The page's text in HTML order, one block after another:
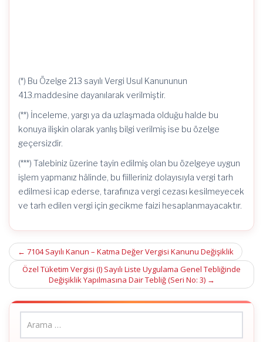
(*) Bu Özelge 213 sayılı Vergi Usul Kanununun
413.maddesine dayanılarak verilmiştir.
(**) İnceleme, yargı ya da uzlaşmada olduğu halde bu
konuya ilişkin olarak yanlış bilgi verilmiş ise bu özelge
geçersizdir.
(***) Talebiniz üzerine tayin edilmiş olan bu özelgeye uygun
işlem yapmanız hâlinde, bu fiilleriniz dolayısıyla vergi tarh
edilmesi icap ederse, tarafınıza vergi cezası kesilmeyecek
ve tarh edilen vergi için gecikme faizi hesaplanmayacaktır.
Post
navigation
← 7104 Sayılı Kanun – Katma Değer Vergisi Kanunu Değişiklik
Özel Tüketim Vergisi (I) Sayılı Liste Uygulama Genel Tebliğinde
Değişiklik Yapılmasına Dair Tebliğ (Seri No: 3) →